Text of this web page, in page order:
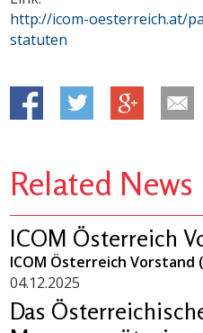
http://icom-oesterreich.at/
statuten
Related News
ICOM Österreich
ICOM Österreich Vorstand
04.12.2025
Das